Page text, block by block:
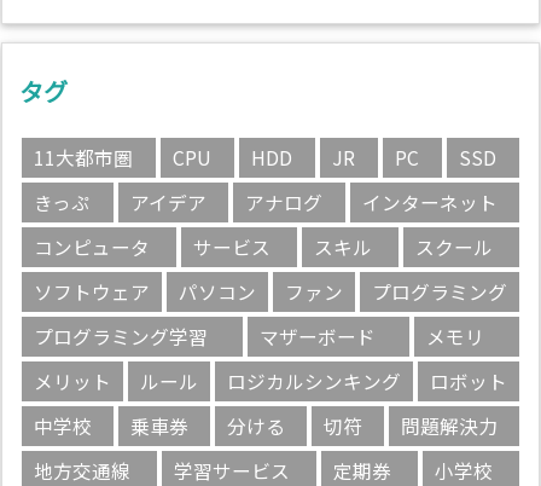
タグ
11大都市圏 CPU HDD JR PC
SSD
きっぷ
アイデア アナログ
インターネット
コンピュータ
サービス スキル
スクール
ソフトウェア
パソコン ファン
プログラミング
プログラミング学習
マザーボード
メモリ
メリット
ルール ロジカルシンキング
ロボット
中学校
乗車券 分ける 切符
問題解決力
地方交通線
学習サービス 定期券
小学校